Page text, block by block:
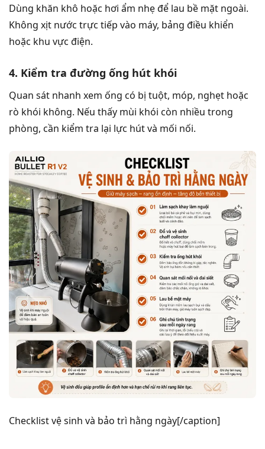
Dùng khăn khô hoặc hơi ẩm nhẹ để lau bề mặt ngoài.
Không xịt nước trực tiếp vào máy, bảng điều khiển
hoặc khu vực điện.
4. Kiểm tra đường ống hút khói
Quan sát nhanh xem ống có bị tuột, móp, nghẹt hoặc
rò khói không. Nếu thấy mùi khói còn nhiều trong
phòng, cần kiểm tra lại lực hút và mối nối.
Checklist vệ sinh và bảo trì hằng ngày[/caption]